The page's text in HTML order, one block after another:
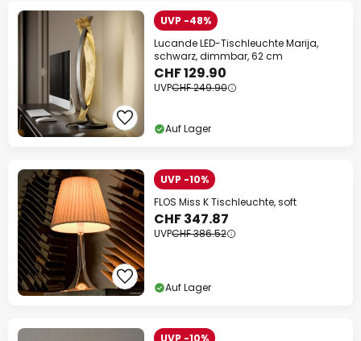
UVP -48%
Lucande LED-Tischleuchte Marija,
schwarz, dimmbar, 62 cm
CHF 129.90
UVPCHF 249.90
Auf Lager
UVP -10%
FLOS Miss K Tischleuchte, soft
CHF 347.87
UVPCHF 386.52
Auf Lager
UVP -10%